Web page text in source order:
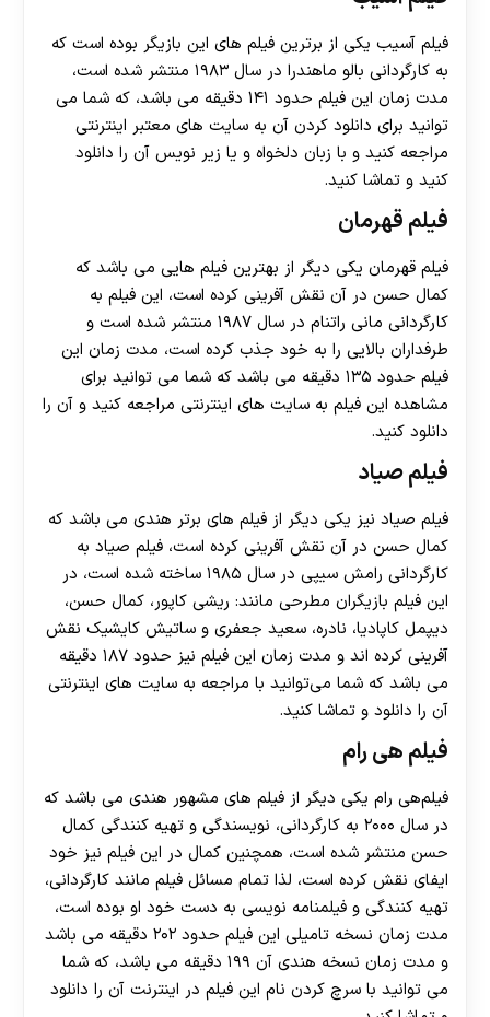
فیلم آسیب یکی از برترین فیلم های این بازیگر بوده است که
به کارگردانی بالو ماهندرا در سال ۱۹۸۳ منتشر شده است،
مدت زمان این فیلم حدود ۱۴۱ دقیقه می باشد، که شما می
توانید برای دانلود کردن آن به سایت های معتبر اینترنتی
مراجعه کنید و با زبان دلخواه و یا زیر نویس آن را دانلود
کنید و تماشا کنید.
فیلم قهرمان
فیلم قهرمان یکی دیگر از بهترین فیلم هایی می باشد که
کمال حسن در آن نقش آفرینی کرده است، این فیلم به
کارگردانی مانی راتنام در سال ۱۹۸۷ منتشر شده است و
طرفداران بالایی را به خود جذب کرده است، مدت زمان این
فیلم حدود ۱۳۵ دقیقه می باشد که شما می توانید برای
مشاهده این فیلم به سایت های اینترنتی مراجعه کنید و آن را
دانلود کنید.
فیلم صیاد
فیلم صیاد نیز یکی دیگر از فیلم های برتر هندی می باشد که
کمال حسن در آن نقش آفرینی کرده است، فیلم صیاد به
کارگردانی رامش سیپی در سال ۱۹۸۵ ساخته شده است، در
این فیلم بازیگران مطرحی مانند: ریشی کاپور، کمال حسن،
دیپمل کاپادیا، نادره، سعید جعفری و ساتیش کایشیک نقش
آفرینی کرده اند و مدت زمان این فیلم نیز حدود ۱۸۷ دقیقه
می باشد که شما می‌توانید با مراجعه به سایت های اینترنتی
آن را دانلود و تماشا کنید.
فیلم هی رام
فیلم‌هی رام‌ یکی دیگر از فیلم های مشهور هندی می باشد که
در سال ۲۰۰۰ به کارگردانی، نویسندگی و تهیه کنندگی کمال
حسن منتشر شده است، همچنین کمال در این فیلم نیز خود
ایفای نقش کرده است، لذا تمام‌ مسائل فیلم مانند کارگردانی،
تهیه کنندگی و فیلمنامه نویسی به دست خود او بوده است،
مدت زمان نسخه تامیلی این فیلم حدود ۲۰۲ دقیقه می باشد
و مدت زمان نسخه هندی آن ۱۹۹ دقیقه می باشد، که شما
می توانید با سرچ کردن نام این فیلم در اینترنت آن را دانلود